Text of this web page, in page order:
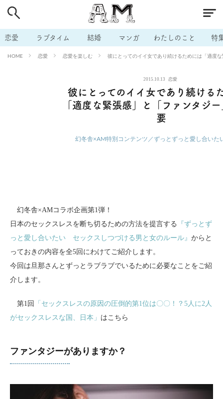
恋愛 ラブタイム 結婚 マンガ わたしのこと 特
HOME 恋愛 恋愛を楽しむ 彼にとってのイイ女であり続けるためには「適度
2015.10.13 恋愛
彼にとってのイイ女であり続ける
「適度な緊張感」と「ファンタジ
要
幻冬舎×AM特別コンテンツ／ずっとずっと愛し合いた
幻冬舎×AMコラボ企画第1弾！
日本のセックスレスを断ち切るための方法を提言する
『ずっとず
っと愛し合いたい セックスしつづける男と女のルール』 からと
っておきの内容を全5回にわけてご紹介します。
今回は旦那さんとずっとラブラブでいるために必要なことをご紹
介します。
第1回
「セックスレスの原因の圧倒的第1位は〇〇！？5人に2人
がセックスレスな国、日本」 はこちら
ファンタジーがありますか？
# 男の本音 # セフレ # 不倫
# 出会う方法 # マッチングアプリ # ラブグッズ # 体の相